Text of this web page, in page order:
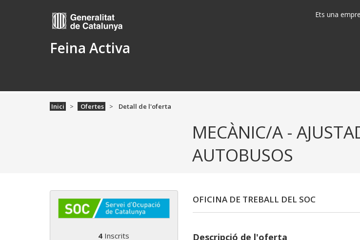
Feina Activa
Ets una
Inici Ofertes Detall de l'oferta
MECÀNIC/A -
AUTOBUSOS
4 Inscrits
OFICINA DE TREBALL DEL SOC
Descripció de l'oferta